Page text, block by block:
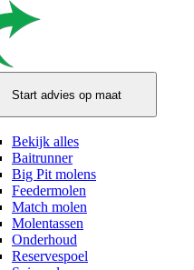
Bekijk alles
Baitrunner
Big Pit molens
Feedermolen
Match molen
Molentassen
Onderhoud
Reservespoel